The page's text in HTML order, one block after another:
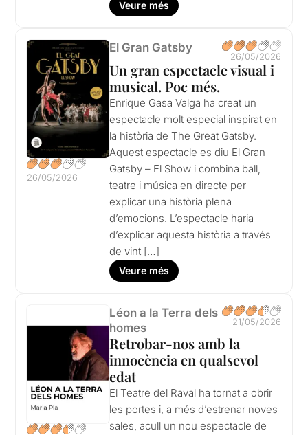
Veure més
26/05/2026
El Gran Gatsby
26/05/2026
Un gran espectacle visual i
musical. Poc més.
Enrique Gasa Valga ha creat un
espectacle molt especial inspirat en
la història de The Great Gatsby.
Aquest espectacle es diu El Gran
Gatsby – El Show i combina ball,
teatre i música en directe per
explicar una història plena
d’emocions. L’espectacle haria
d’explicar aquesta història a través
de vint […]
Veure més
Léon a la Terra dels
homes
21/05/2026
Retrobar-nos amb la
innocència en qualsevol
edat
El Teatre del Raval ha tornat a obrir
les portes i, a més d’estrenar noves
sales, acull un nou espectacle de